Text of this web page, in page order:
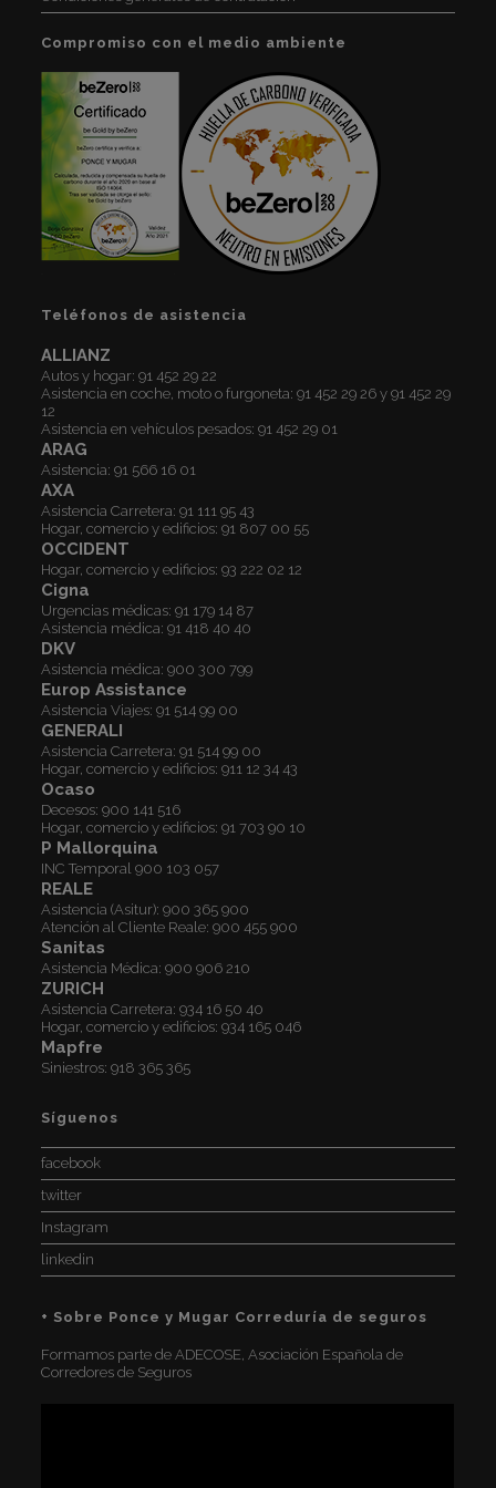
Compromiso con el medio ambiente
Teléfonos de asistencia
ALLIANZ
Autos y hogar:91 452 29 22
Asistencia en coche, moto o furgoneta:91 452 29 26 y91 452 29
12
Asistencia en vehículos pesados:91 452 29 01
ARAG
Asistencia:91 566 16 01
AXA
Asistencia Carretera:91 111 95 43
Hogar, comercio y edificios:91 807 00 55
OCCIDENT
Hogar, comercio y edificios:93 222 02 12
Cigna
Urgencias médicas:91 179 14 87
Asistencia médica:91 418 40 40
DKV
Asistencia médica:900 300 799
Europ Assistance
Asistencia Viajes:91 514 99 00
GENERALI
Asistencia Carretera:91 514 99 00
Hogar, comercio y edificios:911 12 34 43
Ocaso
Decesos:900 141 516
Hogar, comercio y edificios:91 703 90 10
P Mallorquina
INC Temporal900 103 057
REALE
Asistencia (Asitur):900 365 900
Atención al Cliente Reale:900 455 900
Sanitas
Asistencia Médica:900 906 210
ZURICH
Asistencia Carretera:934 16 50 40
Hogar, comercio y edificios:934 165 046
Mapfre
Siniestros:918 365 365
Síguenos
facebook
twitter
Instagram
linkedin
+ Sobre Ponce y Mugar Correduría de seguros
Formamos parte de ADECOSE, Asociación Española de
Corredores de Seguros